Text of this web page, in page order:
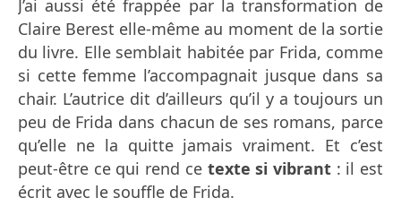
J’ai aussi été frappée par la transformation de
Claire Berest elle-même au moment de la sortie
du livre. Elle semblait habitée par Frida, comme
si cette femme l’accompagnait jusque dans sa
chair. L’autrice dit d’ailleurs qu’il y a toujours un
peu de Frida dans chacun de ses romans, parce
qu’elle ne la quitte jamais vraiment. Et c’est
peut-être ce qui rend ce texte si vibrant: il est
écrit avec le souffle de Frida.